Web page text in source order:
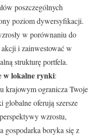
poszczególnych
poziom dywersyfikacji.
w porównaniu do
i zainwestować w
strukturę portfela.
w lokalne rynki:
krajowym ogranicza Twoje
oferują szersze
wzrostu,
gospodarka boryka się z